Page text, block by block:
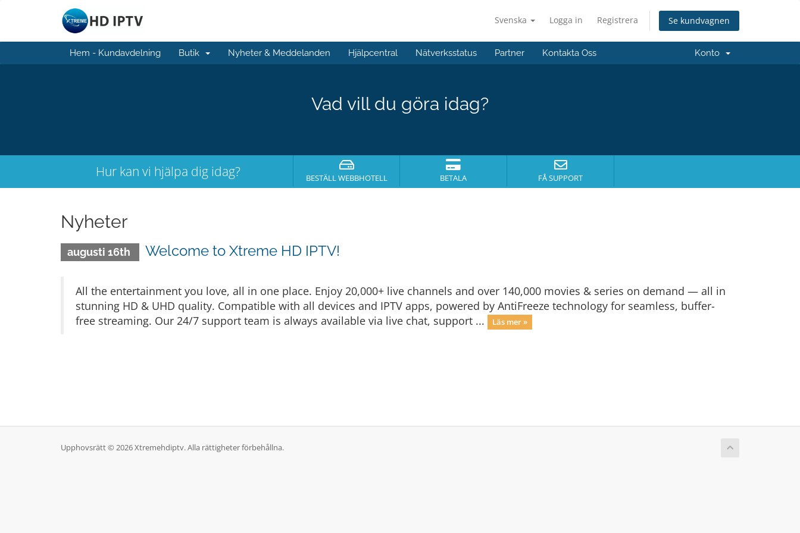
Svenska Logga in Registrera Se kundvagnen
Hem - Kundavdelning Butik Nyheter & Meddelanden Hjälpcentral Nätverksstatus Partner Kontakta Oss Konto
Vad vill du göra idag?
Hur kan vi hjälpa dig idag? BESTÄLL WEBBHOTELL BETALA FÅ SUPPORT
Nyheter
augusti 16th Welcome to Xtreme HD IPTV!
All the entertainment you love, all in one place. Enjoy 20,000+ live channels and over 140,000 movies & series on demand — all in
stunning HD & UHD quality. Compatible with all devices and IPTV apps, powered by AntiFreeze technology for seamless, buffer-
free streaming. Our 24/7 support team is always available via live chat, support ...
Läs mer »
Upphovsrätt © 2026 Xtremehdiptv. Alla rättigheter förbehållna.